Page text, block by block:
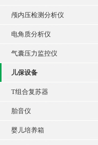
颅内压检测分析仪
电角质分析仪
气囊压力监控仪
儿保设备
T组合复苏器
胎音仪
婴儿培养箱